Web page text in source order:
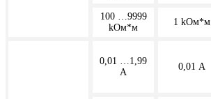
100 …9999
kОм*м
1 kОм*м
0,01 …1,99
А
0,01 А